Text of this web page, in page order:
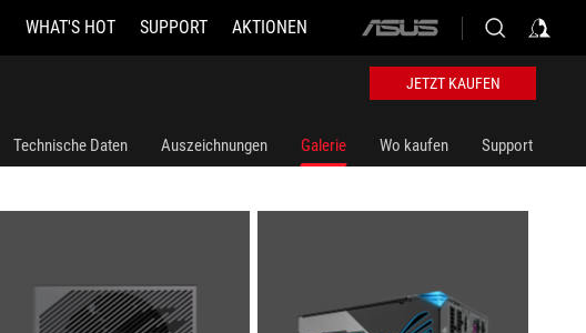
WHAT'S HOT SUPPORT AKTIONEN
ASUS
logo
JETZT KAUFEN
Technische Daten Auszeichnungen Galerie Wo kaufen Support